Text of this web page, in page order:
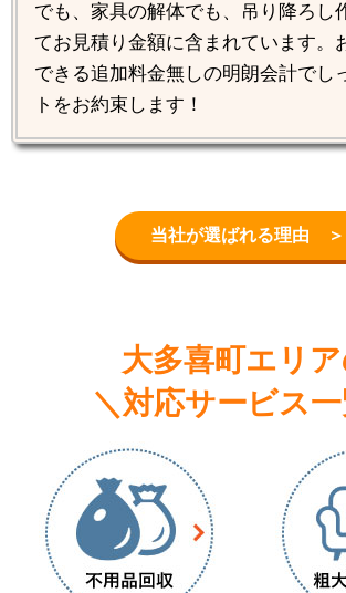
でも、家具の解体でも、吊り降ろし
てお見積り金額に含まれています。
できる追加料金無しの明朗会計でし
トをお約束します！
当社が選ばれる理由 ＞
大多喜町エリ
＼対応サービス